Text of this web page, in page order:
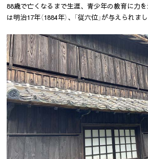
88歳で亡くなるまで生涯、青少年の教育に力
は明治17年（1884年）、「従六位」が与えられまし